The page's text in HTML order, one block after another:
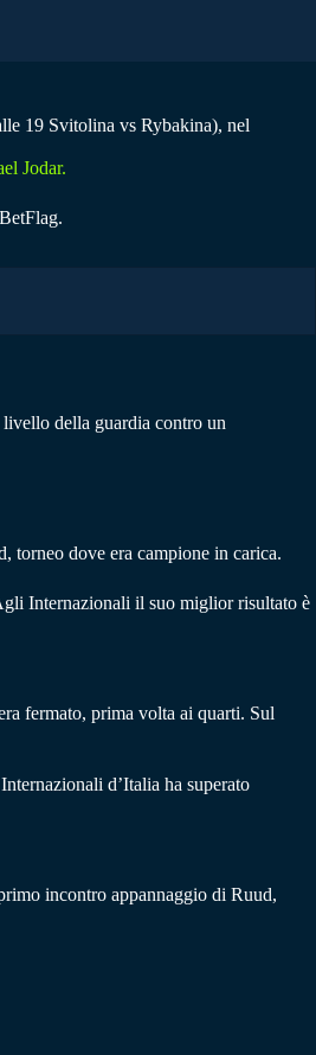
19 Svitolina vs Rybakina), nel
Jodar.
della guardia contro un
torneo dove era campione in carica.
Internazionali il suo miglior risultato è
fermato, prima volta ai quarti. Sul
d’Italia ha superato
incontro appannaggio di Ruud,